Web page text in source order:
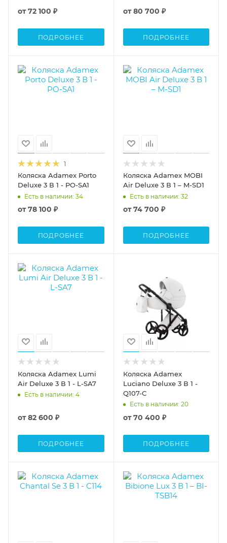
от72 100 ₽
ПОДРОБНЕЕ
от80 700 ₽
ПОДРОБНЕЕ
1
Коляска Adamex Porto
Deluxe 3 В 1 - PO-SA1
Есть в наличии: 34
от78 100 ₽
ПОДРОБНЕЕ
Коляска Adamex MOBI
Air Deluxe 3 В 1 – M-SD1
Есть в наличии: 32
от74 700 ₽
ПОДРОБНЕЕ
Коляска Adamex Lumi
Air Deluxe 3 В 1 - L-SA7
Есть в наличии: 4
от82 600 ₽
ПОДРОБНЕЕ
Коляска Adamex
Luciano Deluxe 3 В 1 -
Q107-C
Есть в наличии: 20
от70 400 ₽
ПОДРОБНЕЕ